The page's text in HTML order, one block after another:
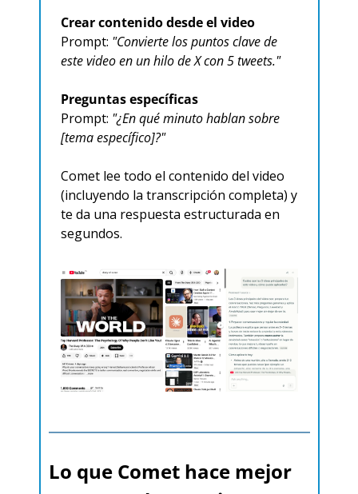
Crear contenido desde el video
Prompt: "Convierte los puntos clave de
este video en un hilo de X con 5 tweets."
Preguntas específicas
Prompt: "¿En qué minuto hablan sobre
[tema específico]?"
Comet lee todo el contenido del video
(incluyendo la transcripción completa) y
te da una respuesta estructurada en
segundos.​
Lo que Comet hace mejor